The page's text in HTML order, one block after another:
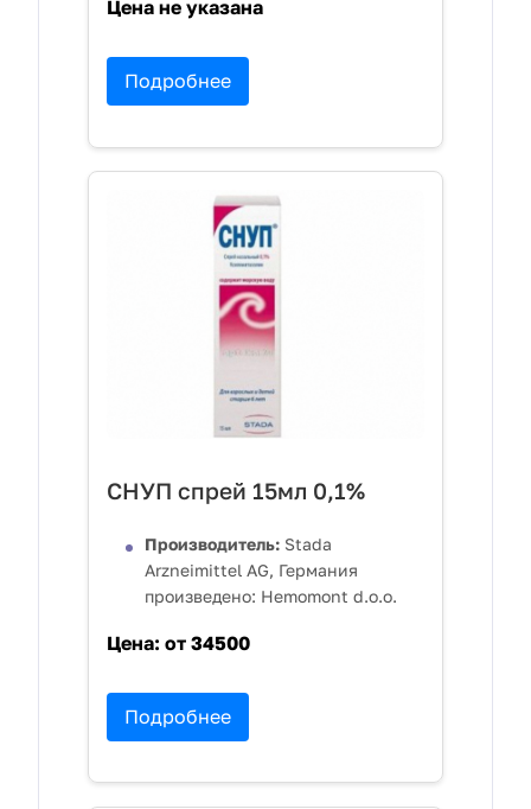
Цена не указана
Подробнее
СНУП спрей 15мл 0,1%
Производитель: Stada
Arzneimittel AG, Германия
произведено: Hemomont d.o.o.
Цена: от 34500
Подробнее